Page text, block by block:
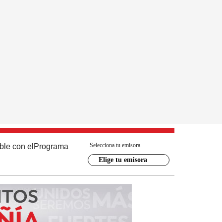
con el Programa Selecciona tu emisora
Elige tu emisora